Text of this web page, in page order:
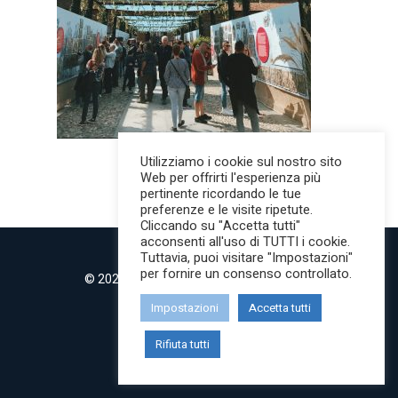
© 2022 MilanoMind | Tutti i diritti riservati.
P.IVA 09853820968
twitter instagram
Utilizziamo i cookie sul nostro sito
Web per offrirti l'esperienza più
pertinente ricordando le tue
preferenze e le visite ripetute.
Cliccando su "Accetta tutti"
acconsenti all'uso di TUTTI i cookie.
Tuttavia, puoi visitare "Impostazioni"
per fornire un consenso controllato.
Impostazioni Accetta tutti
Rifiuta tutti